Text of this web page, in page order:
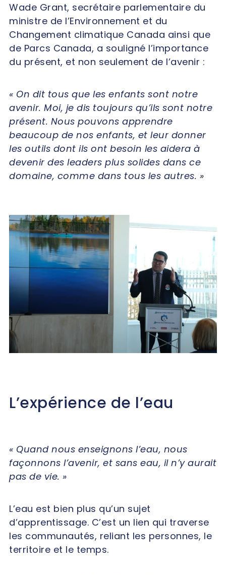
Wade Grant, secrétaire parlementaire du
ministre de l’Environnement et du
Changement climatique Canada ainsi que
de Parcs Canada, a souligné l’importance
du présent, et non seulement de l’avenir :
« On dit tous que les enfants sont notre
avenir. Moi, je dis toujours qu’ils sont notre
présent. Nous pouvons apprendre
beaucoup de nos enfants, et leur donner
les outils dont ils ont besoin les aidera à
devenir des leaders plus solides dans ce
domaine, comme dans tous les autres. »
L’expérience de l’eau
« Quand nous enseignons l’eau, nous
façonnons l’avenir, et sans eau, il n’y aurait
pas de vie. »
L’eau est bien plus qu’un sujet
d’apprentissage. C’est un lien qui traverse
les communautés, reliant les personnes, le
territoire et le temps.